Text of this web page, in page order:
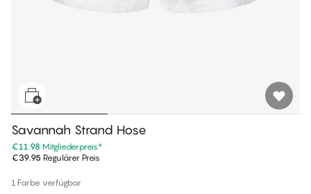
Savannah Strand Hose
€11.98 Mitgliederpreis*
€39.95 Regulärer Preis
1 Farbe verfügbar